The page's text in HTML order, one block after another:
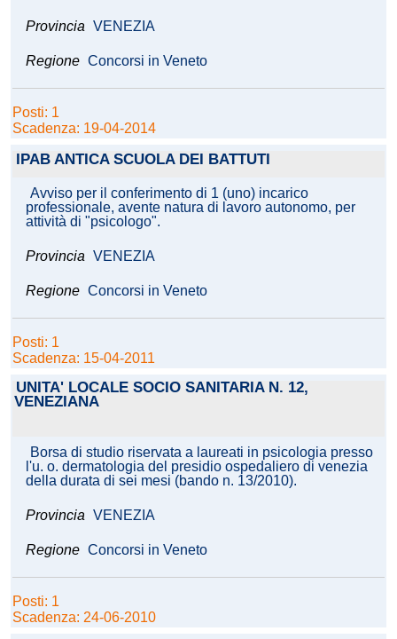
Provincia VENEZIA
Regione Concorsi in Veneto
Posti: 1
Scadenza: 19-04-2014
IPAB ANTICA SCUOLA DEI BATTUTI
Avviso per il conferimento di 1 (uno) incarico
professionale, avente natura di lavoro autonomo, per
attività di "psicologo".
Provincia VENEZIA
Regione Concorsi in Veneto
Posti: 1
Scadenza: 15-04-2011
UNITA' LOCALE SOCIO SANITARIA N. 12,
VENEZIANA
Borsa di studio riservata a laureati in psicologia presso
l'u. o. dermatologia del presidio ospedaliero di venezia
della durata di sei mesi (bando n. 13/2010).
Provincia VENEZIA
Regione Concorsi in Veneto
Posti: 1
Scadenza: 24-06-2010